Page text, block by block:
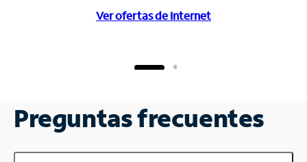
Ver ofertas de Internet
Preguntas frecuentes